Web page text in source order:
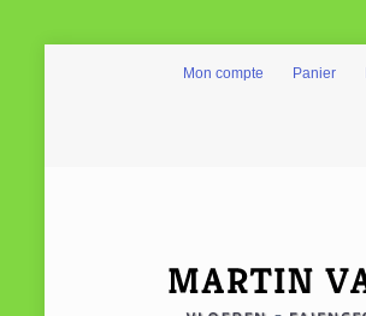
Mon compte Panier